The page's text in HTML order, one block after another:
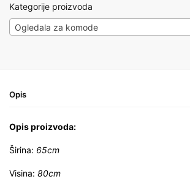
Kategorije proizvoda
Ogledala za komode
Opis
Opis proizvoda:
Širina: 65cm
Visina: 80cm